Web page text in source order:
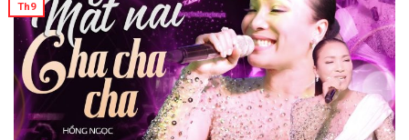
Th9